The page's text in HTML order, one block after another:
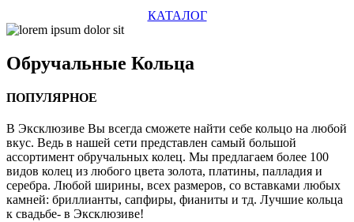
КАТАЛОГ
Обручальные Кольца
ПОПУЛЯРНОЕ
В Эксклюзиве Вы всегда сможете найти себе кольцо на любой
вкус. Ведь в нашей сети представлен самый большой
ассортимент обручальных колец. Мы предлагаем более 100
видов колец из любого цвета золота, платины, палладия и
серебра. Любой ширины, всех размеров, со вставками любых
камней: бриллианты, сапфиры, фианиты и тд. Лучшие кольца
к свадьбе- в Эксклюзиве!